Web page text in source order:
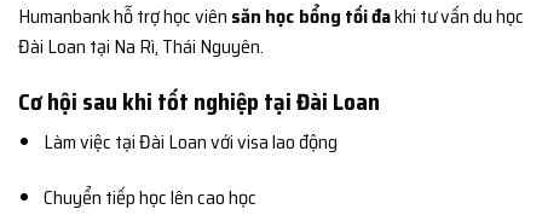
Humanbank hỗ trợ học viên săn học bổng tối đakhi tư vấn du học
Đài Loan tại Na Rì, Thái Nguyên.
Cơ hội sau khi tốt nghiệp tại Đài Loan
Làm việc tại Đài Loan với visa lao động
Chuyển tiếp học lên cao học